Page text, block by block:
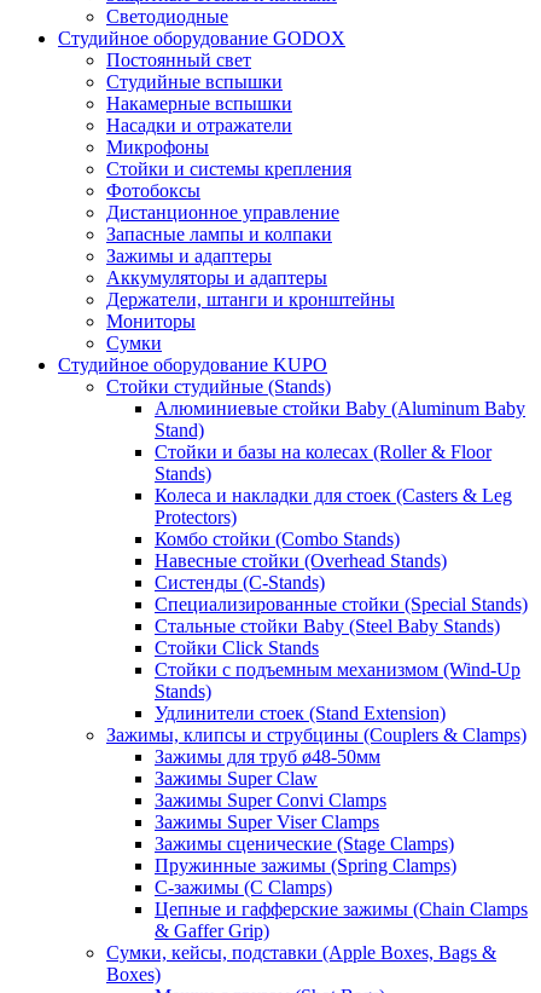
Светодиодные
Студийное оборудование GODOX
Постоянный свет
Студийные вспышки
Накамерные вспышки
Насадки и отражатели
Микрофоны
Стойки и системы крепления
Фотобоксы
Дистанционное управление
Запасные лампы и колпаки
Зажимы и адаптеры
Аккумуляторы и адаптеры
Держатели, штанги и кронштейны
Мониторы
Сумки
Студийное оборудование KUPO
Стойки студийные (Stands)
Алюминиевые стойки Baby (Aluminum Baby
Stand)
Стойки и базы на колесах (Roller & Floor
Stands)
Колеса и накладки для стоек (Casters & Leg
Protectors)
Комбо стойки (Combo Stands)
Навесные стойки (Overhead Stands)
Систенды (C-Stands)
Специализированные стойки (Special Stands)
Стальные стойки Baby (Steel Baby Stands)
Стойки Click Stands
Стойки с подъемным механизмом (Wind-Up
Stands)
Удлинители стоек (Stand Extension)
Зажимы, клипсы и струбцины (Couplers & Clamps)
Зажимы для труб ø48-50мм
Зажимы Super Claw
Зажимы Super Convi Clamps
Зажимы Super Viser Clamps
Зажимы сценические (Stage Clamps)
Пружинные зажимы (Spring Clamps)
С-зажимы (C Clamps)
Цепные и гафферские зажимы (Chain Clamps
& Gaffer Grip)
Сумки, кейсы, подставки (Apple Boxes, Bags &
Boxes)